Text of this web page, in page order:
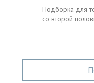
Подборка для
со второй